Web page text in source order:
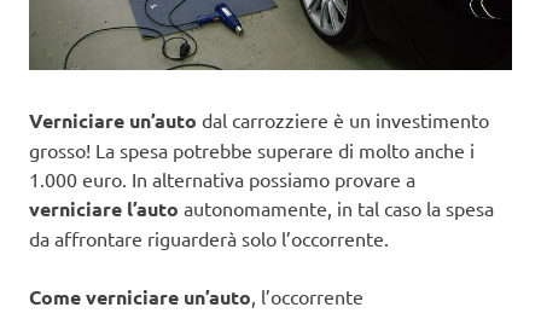
Verniciare un’auto dal carrozziere è un investimento
grosso! La spesa potrebbe superare di molto anche i
1.000 euro. In alternativa possiamo provare a
verniciare l’auto autonomamente, in tal caso la spesa
da affrontare riguarderà solo l’occorrente.
Come verniciare un’auto, l’occorrente